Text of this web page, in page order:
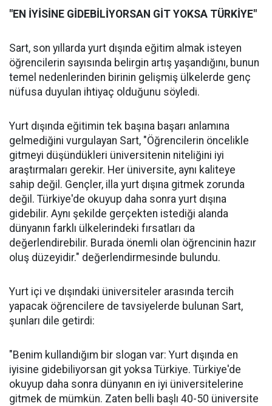
"EN İYİSİNE GİDEBİLİYORSAN GİT YOKSA TÜRKİYE"
Sart, son yıllarda yurt dışında eğitim almak isteyen
öğrencilerin sayısında belirgin artış yaşandığını, bunun
temel nedenlerinden birinin gelişmiş ülkelerde genç
nüfusa duyulan ihtiyaç olduğunu söyledi.
Yurt dışında eğitimin tek başına başarı anlamına
gelmediğini vurgulayan Sart, "Öğrencilerin öncelikle
gitmeyi düşündükleri üniversitenin niteliğini iyi
araştırmaları gerekir. Her üniversite, aynı kaliteye
sahip değil. Gençler, illa yurt dışına gitmek zorunda
değil. Türkiye'de okuyup daha sonra yurt dışına
gidebilir. Aynı şekilde gerçekten istediği alanda
dünyanın farklı ülkelerindeki fırsatları da
değerlendirebilir. Burada önemli olan öğrencinin hazır
oluş düzeyidir." değerlendirmesinde bulundu.
Yurt içi ve dışındaki üniversiteler arasında tercih
yapacak öğrencilere de tavsiyelerde bulunan Sart,
şunları dile getirdi:
"Benim kullandığım bir slogan var: Yurt dışında en
iyisine gidebiliyorsan git yoksa Türkiye. Türkiye'de
okuyup daha sonra dünyanın en iyi üniversitelerine
gitmek de mümkün. Zaten belli başlı 40-50 üniversite